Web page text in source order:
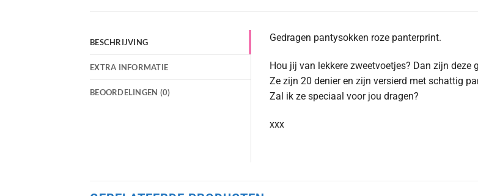
BESCHRIJVING
EXTRA INFORMATIE
BEOORDELINGEN (0)
Gedragen pantysokken roze panterprint.
Hou jij van lekkere zweetvoetjes? Dan zijn
Ze zijn 20 denier en zijn versierd met schattig
Zal ik ze speciaal voor jou dragen?
xxx